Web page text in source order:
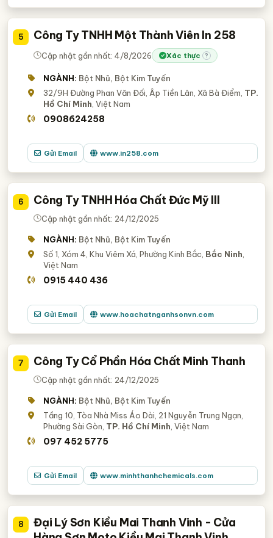
5 Công Ty TNHH Một Thành Viên In 258
Cập nhật gần nhất: 4/8/2026 Xác thực ?
NGÀNH: Bột Nhũ, Bột Kim Tuyến
32/9H Đường Phan Văn Đối, Âp Tiền Lân, Xã Bà Điểm, TP.
Hồ Chí Minh , Việt Nam
0908624258
Gửi Email www.in258.com
6 Công Ty TNHH Hóa Chất Đức Mỹ III
Cập nhật gần nhất: 24/12/2025
NGÀNH: Bột Nhũ, Bột Kim Tuyến
Số 1, Xóm 4, Khu Viêm Xá, Phường Kinh Bắc, Bắc Ninh
Việt Nam
0915 440 436
Gửi Email www.hoachatnganhsonvn.com
7 Công Ty Cổ Phần Hóa Chất Minh Thanh
Cập nhật gần nhất: 24/12/2025
NGÀNH: Bột Nhũ, Bột Kim Tuyến
Tầng 10, Tòa Nhà Miss Áo Dài, 21 Nguyễn Trung Ngạn,
Phường Sài Gòn, TP. Hồ Chí Minh , Việt Nam
097 452 5775
Gửi Email www.minhthanhchemicals.com
8
Đại Lý Sơn Kiều Mai Thanh Vinh - Cửa